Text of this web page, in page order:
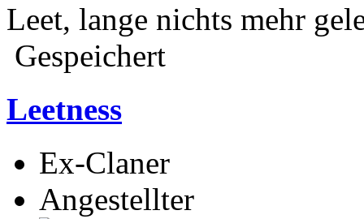
Leet, lange nichts mehr
Gespeichert
Leetness
Ex-Claner
Angestellter